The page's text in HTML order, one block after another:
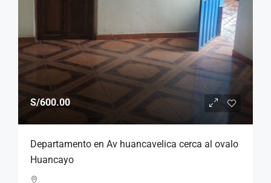
S/600.00
Departamento en Av huancavelica cerca al ovalo
Huancayo